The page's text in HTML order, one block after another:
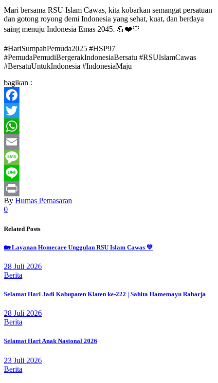
Mari bersama RSU Islam Cawas, kita kobarkan semangat persatuan
dan gotong royong demi Indonesia yang sehat, kuat, dan berdaya
saing menuju Indonesia Emas 2045. 💪❤️🤍
#HariSumpahPemuda2025 #HSP97
#PemudaPemudiBergerakIndonesiaBersatu #RSUIslamCawas
#BersatuUntukIndonesia #IndonesiaMaju
bagikan :
Facebook
Twitter
WhatsApp
Email
Message
Line
Print
By Humas Pemasaran
0
Related Posts
🏡 Layanan Homecare Unggulan RSU Islam Cawas 💚
28 Juli 2026
Berita
Selamat Hari Jadi Kabupaten Klaten ke-222 | Sahita Hamemayu Raharja
28 Juli 2026
Berita
Selamat Hari Anak Nasional 2026
23 Juli 2026
Berita